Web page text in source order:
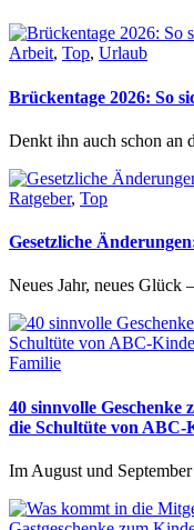
Arbeit, Top, Urlaub
Brückentage 2026: So
Denkt ihn auch schon an
Ratgeber, Top
Gesetzliche
Neues Jahr, neues Glück
Familie
40 sinnvolle
die Schultüte von ABC-
Im August und